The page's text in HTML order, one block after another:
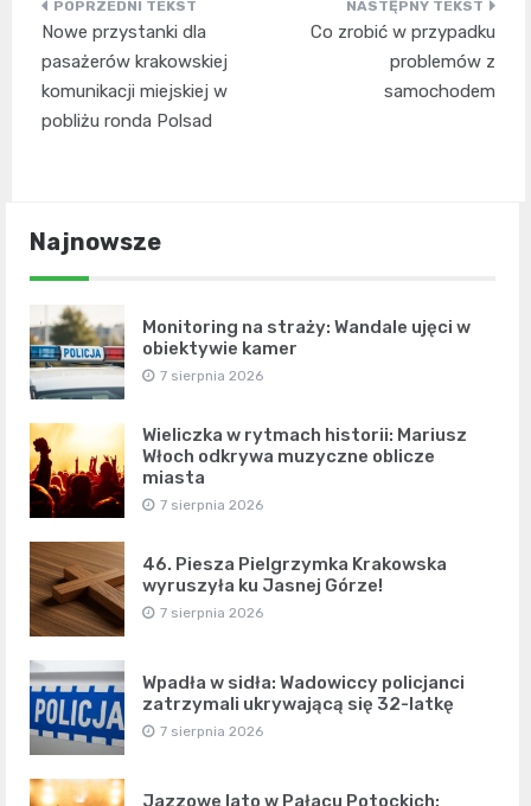
Nawigacja
wpisu
Nowe przystanki dla
pasażerów krakowskiej
komunikacji miejskiej w
pobliżu ronda Polsad
Co zrobić w przypadku
problemów z
samochodem
Najnowsze
Monitoring na straży: Wandale ujęci w
obiektywie kamer
7 sierpnia 2026
Wieliczka w rytmach historii: Mariusz
Włoch odkrywa muzyczne oblicze
miasta
7 sierpnia 2026
46. Piesza Pielgrzymka Krakowska
wyruszyła ku Jasnej Górze!
7 sierpnia 2026
Wpadła w sidła: Wadowiccy policjanci
zatrzymali ukrywającą się 32-latkę
7 sierpnia 2026
Jazzowe lato w Pałacu Potockich: